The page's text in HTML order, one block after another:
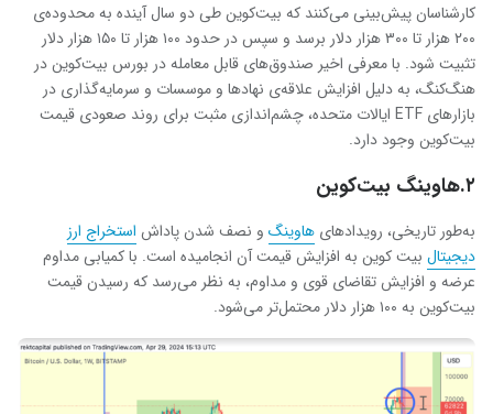
کارشناسان پیش‌بینی می‌کنند که بیت‌کوین طی دو سال آینده به محدوده‌ی
۲۰۰ هزار تا ۳۰۰ هزار دلار برسد و سپس در حدود ۱۰۰ هزار تا ۱۵۰ هزار دلار
تثبیت شود. با معرفی اخیر صندوق‌های قابل معامله در بورس بیت‌کوین در
هنگ‌کنگ، به دلیل افزایش علاقه‌ی نهادها و موسسات و سرمایه‌گذاری در
بازارهای ETF ایالات متحده، چشم‌اندازی مثبت برای روند صعودی قیمت
بیت‌کوین وجود دارد.
۲.هاوینگ بیت‌کوین
به‌طور تاریخی، رویدادهای هاوینگ و نصف شدن پاداش استخراج ارز
دیجیتال بیت‌ کوین به افزایش قیمت آن انجامیده است. با کمیابی مداوم
عرضه و افزایش تقاضای قوی و مداوم، به نظر می‌رسد که رسیدن قیمت
بیت‌کوین به ۱۰۰ هزار دلار محتمل‌تر می‌شود.